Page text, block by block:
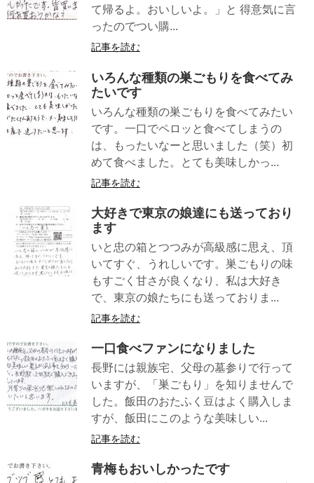
て帰るよ。おいしいよ。」と 得意気に言
ったのでつい購...
記事を読む
いろんな種類の巣ごもりを食べてみ
たいです
いろんな種類の巣ごもりを食べてみたい
です。一口でペロッと食べてしまうの
は、もったいなーと思いました（笑）初
めて食べました。とても美味しかっ...
記事を読む
大好きで東京の娘達にも送っており
ます
いと忠の箱とつつみが高級感に思え、頂
いてすぐ、うれしいです。巣ごもりの味
もすごく甘さが良くなり、私は大好き
で、東京の娘たちにも送っておりま...
記事を読む
一口食べファンになりました
長野には親族宅、父母の墓参りで行って
いますが、「巣ごもり」を知りませんで
した。飯田のおたふく豆はよく購入しま
すが、飯田にこのような美味しい...
記事を読む
青梅もおいしかったです